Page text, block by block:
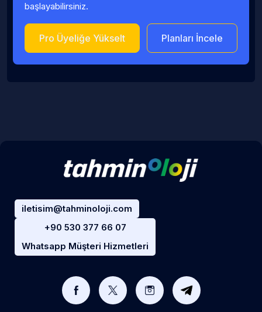
başlayabilirsiniz.
Pro Üyeliğe Yükselt Planları İncele
iletisim@tahminoloji.com
+90 530 377 66 07
Whatsapp Müşteri Hizmetleri